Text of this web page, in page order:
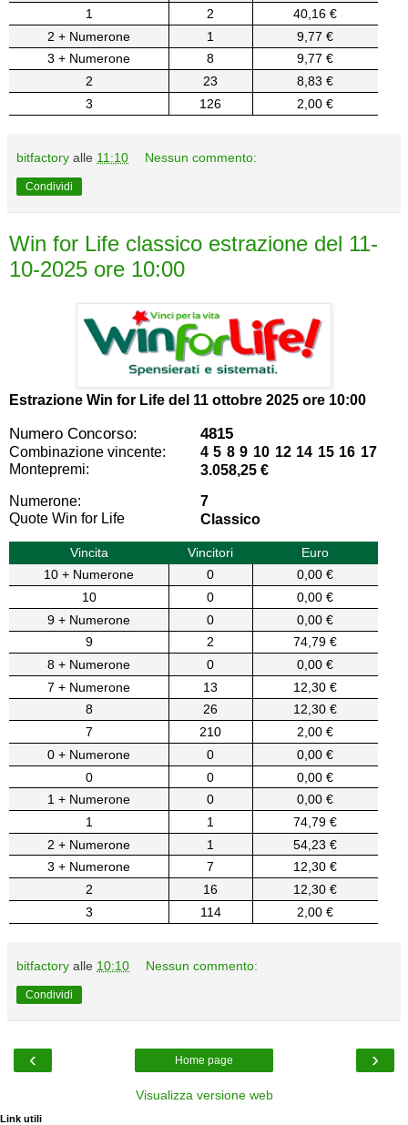
1
2
40,16 €
2 + Numerone
1
9,77 €
3 + Numerone
8
9,77 €
2
23
8,83 €
3
126 2,00 €
bitfactory alle 11:10 Nessun commento:
Condividi
Win for Life classico estrazione del 11-
10-2025 ore 10:00
Estrazione Win for Life del 11 ottobre 2025 ore 10:00
Numero Concorso: 4815
Combinazione vincente:
4 5 8 9 10 12 14 15 16 17
Montepremi:
3.058,25 €
Numerone:
7
Quote Win for Life
Classico
Vincita Vincitori
Euro
10 + Numerone
0
0,00 €
10
0
0,00 €
9 + Numerone
0
0,00 €
9
2
74,79 €
8 + Numerone
0
0,00 €
7 + Numerone
13
12,30 €
8
26
12,30 €
7
210
2,00 €
0 + Numerone
0
0,00 €
0
0
0,00 €
1 + Numerone
0
0,00 €
1
1
74,79 €
2 + Numerone
1
54,23 €
3 + Numerone
7
12,30 €
2
16
12,30 €
3
114 2,00 €
bitfactory alle 10:10 Nessun commento:
Condividi
‹ ›
Home page
Visualizza versione web
Link utili